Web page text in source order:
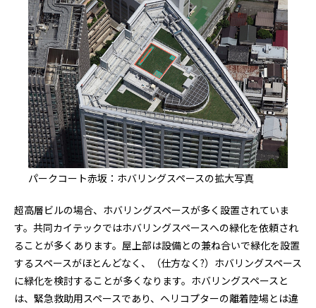
パークコート赤坂：ホバリングスペースの拡大写真
超高層ビルの場合、ホバリングスペースが多く設置されていま
す。共同カイテックではホバリングスペースへの緑化を依頼され
ることが多くあります。屋上部は設備との兼ね合いで緑化を設置
するスペースがほとんどなく、（仕方なく?）ホバリングスペース
に緑化を検討することが多くなります。ホバリングスペースと
は、緊急救助用スペースであり、ヘリコプターの離着陸場とは違